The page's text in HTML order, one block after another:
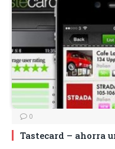
0
Tastecard – ahorra